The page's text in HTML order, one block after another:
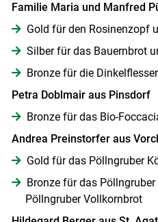
Familie Maria und Manfred
Gold für den Rosinenzopf
Silber für das Bauernbrot
Bronze für die Dinkelflesserl
Petra Doblmair aus Pinsdorf
Bronze für das Bio-
Andrea Preinstorfer aus
Gold für das Pöllngruber
Bronze für das
Pöllngruber Vollkornbrot